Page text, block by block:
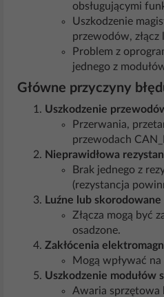
obsługującymi
Uszkodzenie
przewodów,
Problem z
jednego z
Główne przyczyny
Uszkodzenie
Przerwania,
przewodach
Nieprawidłowa
Brak jednego z
(rezystancja
Luźne lub skorodowane
Złącza mogą być
osadzone.
Zakłócenia
Mogą wpływać
Uszkodzenie modułów
Awaria sprzętowa